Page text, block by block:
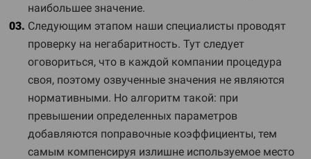
наибольшее значение.
Следующим этапом наши специалисты проводят
проверку на негабаритность. Тут следует
оговориться, что в каждой компании процедура
своя, поэтому озвученные значения не являются
нормативными. Но алгоритм такой: при
превышении определенных параметров
добавляются поправочные коэффициенты, тем
самым компенсируя излишне используемое место